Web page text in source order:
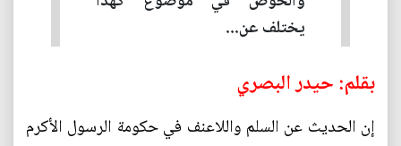
يختلف عن...
بقلم: حيدر البصري
إن الحديث عن السلم واللاعنف في حكومة الرسول الأكرم